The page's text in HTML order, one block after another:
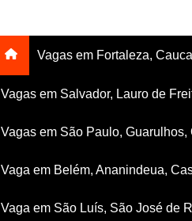
Vagas em Fortaleza,
Vagas em Salvador, Lauro de
Vagas em São Paulo,
Vaga em Belém, Ananindeua,
Vaga em São Luís, São José de